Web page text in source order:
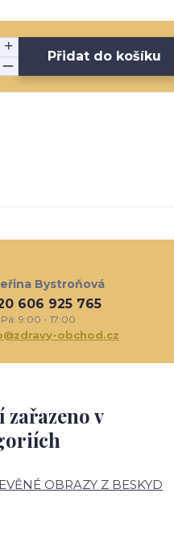
Přidat do košíku
zařazeno v
OBRAZY Z BESKYD
Bystroňová
606 925 765
9:00 - 17:00
obchod.cz